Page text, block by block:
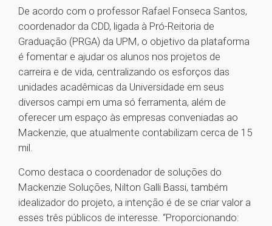
De acordo com o professor Rafael Fonseca Santos,
coordenador da CDD, ligada à Pró-Reitoria de
Graduação (PRGA) da UPM, o objetivo da plataforma
é fomentar e ajudar os alunos nos projetos de
carreira e de vida, centralizando os esforços das
unidades acadêmicas da Universidade em seus
diversos campi em uma só ferramenta, além de
oferecer um espaço às empresas conveniadas ao
Mackenzie, que atualmente contabilizam cerca de 15
mil.
Como destaca o coordenador de soluções do
Mackenzie Soluções, Nilton Galli Bassi, também
idealizador do projeto, a intenção é de se criar valor a
esses três públicos de interesse. “Proporcionando: